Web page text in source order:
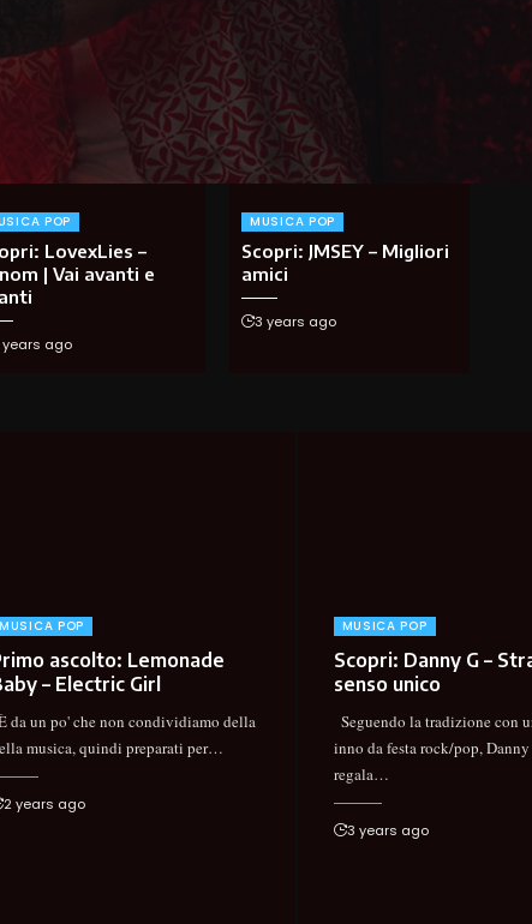
POP
LovexLies –
| Vai avanti e
years ago
MUSICA POP
Scopri: JMSEY – Migliori
amici
3 years ago
MUSICA POP
ascolto: Lemonade
– Electric Girl
da un po' che non condividiamo della
musica, quindi preparati per…
2 years ago
MUSICA POP
Scopri: Danny G –
senso unico
Seguendo la tradizione con
inno da festa rock/pop, Danny
regala…
3 years ago